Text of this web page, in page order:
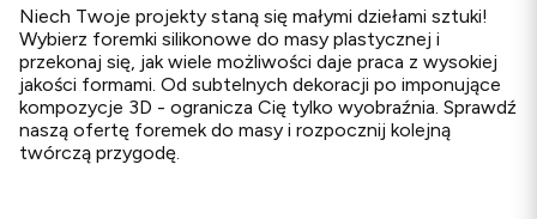
Niech Twoje projekty staną się małymi dziełami sztuki!
Wybierz foremki silikonowe do masy plastycznej i
przekonaj się, jak wiele możliwości daje praca z wysokiej
jakości formami. Od subtelnych dekoracji po imponujące
kompozycje 3D - ogranicza Cię tylko wyobraźnia. Sprawdź
naszą ofertę foremek do masy i rozpocznij kolejną
twórczą przygodę.